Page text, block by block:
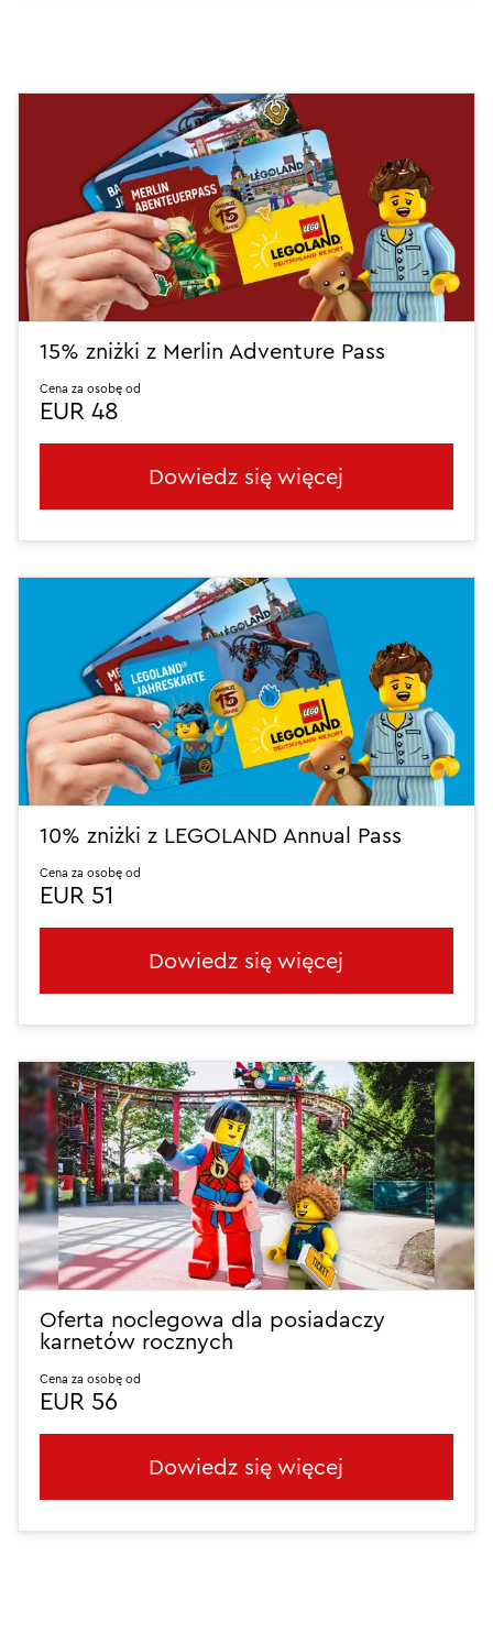
15% zniżki z Merlin Adventure Pass
Cena za osobę od
EUR 48
Dowiedz się więcej
10% zniżki z LEGOLAND Annual Pass
Cena za osobę od
EUR 51
Dowiedz się więcej
Oferta noclegowa dla posiadaczy
karnetów rocznych
Cena za osobę od
EUR 56
Dowiedz się więcej